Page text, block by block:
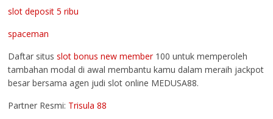
slot deposit 5 ribu
spaceman
Daftar situsslot bonus new member100 untuk memperoleh
tambahan modal di awal membantu kamu dalam meraih jackpot
besar bersama agen judi slot online MEDUSA88.
Partner Resmi: Trisula 88